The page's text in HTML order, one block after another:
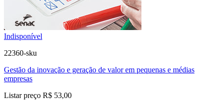
Indisponível
22360-sku
Gestão da inovação e geração de valor em pequenas e médias
empresas
Listar preço R$ 53,00